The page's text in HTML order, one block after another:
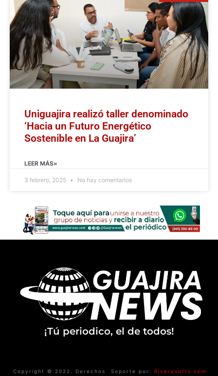
Uniguajira realizó taller denominado
‘Hacia un Futuro Energético
Sostenible en La Guajira’
LEER MÁS»
3 febrero, 2025 No hay comentarios
¡Tú periodico, el de todos!
Copyright © 2022. Derechos
Soporte por: Riverasofts.com